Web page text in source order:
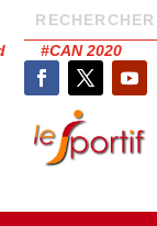
#CAN 2020